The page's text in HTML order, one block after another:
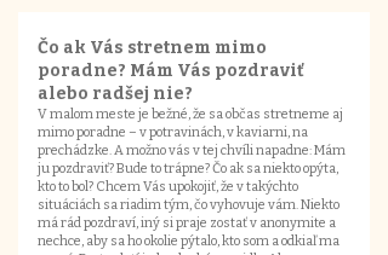
Čo ak Vás stretnem mimo
poradne? Mám Vás pozdraviť
alebo radšej nie?
V malom meste je bežné, že sa občas stretneme aj
mimo poradne – v potravinách, v kaviarni, na
prechádzke. A možno vás v tej chvíli napadne: Mám
ju pozdraviť? Bude to trápne? Čo ak sa niekto opýta,
kto to bol? Chcem Vás upokojiť, že v takýchto
situáciách sa riadim tým, čo vyhovuje vám. Niekto
má rád pozdraví, iný si praje zostať v anonymite a
nechce, aby sa ho okolie pýtalo, kto som a odkiaľ ma